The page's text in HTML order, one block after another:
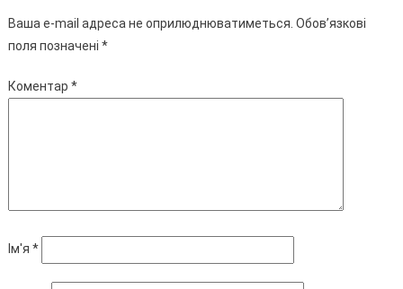
Ваша e-mail адреса не оприлюднюватиметься. Обов’язкові
поля позначені *
Коментар *
Ім'я *